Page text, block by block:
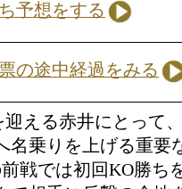
KO決着の匂いが
ッチに期待が高
71.0kg契約8
赤井 英
VS